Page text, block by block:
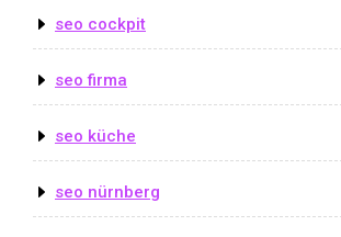
seo cockpit
seo firma
seo küche
seo nürnberg